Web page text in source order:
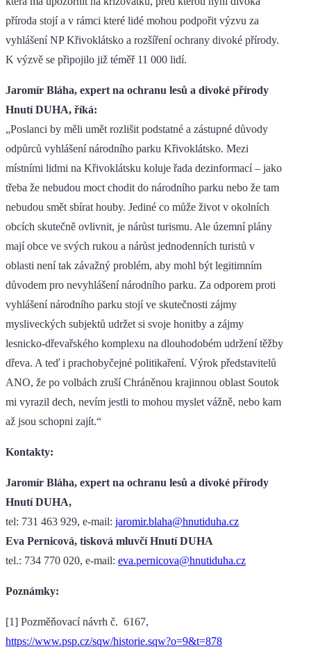
příroda stojí a v rámci které lidé mohou podpořit výzvu za
vyhlášení NP Křivoklátsko a rozšíření ochrany divoké přírody.
K výzvě se připojilo již téměř 11 000 lidí.
Jaromír Bláha, expert na ochranu lesů a divoké přírody
Hnutí DUHA, říká:
„Poslanci by měli umět rozlišit podstatné a zástupné důvody
odpůrců vyhlášení národního parku Křivoklátsko. Mezi
místními lidmi na Křivoklátsku koluje řada dezinformací – jako
třeba že nebudou moct chodit do národního parku nebo že tam
nebudou smět sbírat houby. Jediné co může život v okolních
obcích skutečně ovlivnit, je nárůst turismu. Ale územní plány
mají obce ve svých rukou a nárůst jednodenních turistů v
oblasti není tak závažný problém, aby mohl být legitimním
důvodem pro nevyhlášení národního parku. Za odporem proti
vyhlášení národního parku stojí ve skutečnosti zájmy
mysliveckých subjektů udržet si svoje honitby a zájmy
lesnicko-dřevařského komplexu na dlouhodobém udržení těžby
dřeva. A teď i prachobyčejné politikaření. Výrok představitelů
ANO, že po volbách zruší Chráněnou krajinnou oblast Soutok
mi vyrazil dech, nevím jestli to mohou myslet vážně, nebo kam
až jsou schopni zajít.“
Kontakty:
Jaromír Bláha, expert na ochranu lesů a divoké přírody
Hnutí DUHA,
tel: 731 463 929, e-mail: jaromir.blaha@hnutiduha.cz
Eva Pernicová, tisková mluvčí Hnutí DUHA
tel.: 734 770 020, e-mail: eva.pernicova@hnutiduha.cz
Poznámky:
[1] Pozměňovací návrh č. 6167,
https://www.psp.cz/sqw/historie.sqw?o=9&t=878